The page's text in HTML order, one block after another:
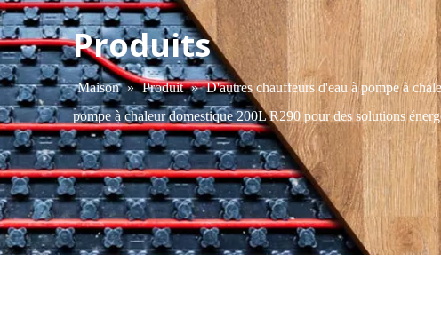
Produits
Maison » Produit » D'autres chauffeurs d'eau à pompe à
pompe à chaleur domestique 200L R290 pour des solutions